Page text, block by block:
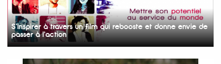
S'inspirer à travers un film qui rebooste et donne envie de
passer à l'action